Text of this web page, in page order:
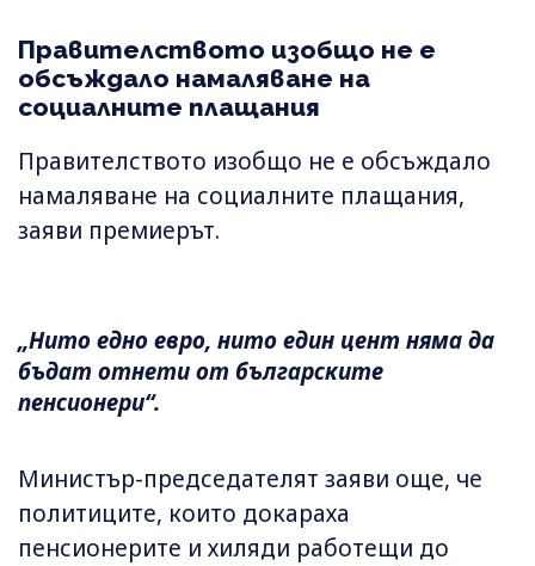
Правителството изобщо не е
обсъждало намаляване на
социалните плащания
Правителството изобщо не е обсъждало
намаляване на социалните плащания,
заяви премиерът.
„Нито едно евро, нито един цент няма да
бъдат отнети от българските
пенсионери“.
Министър-председателят заяви още, че
политиците, които докараха
пенсионерите и хиляди работещи до